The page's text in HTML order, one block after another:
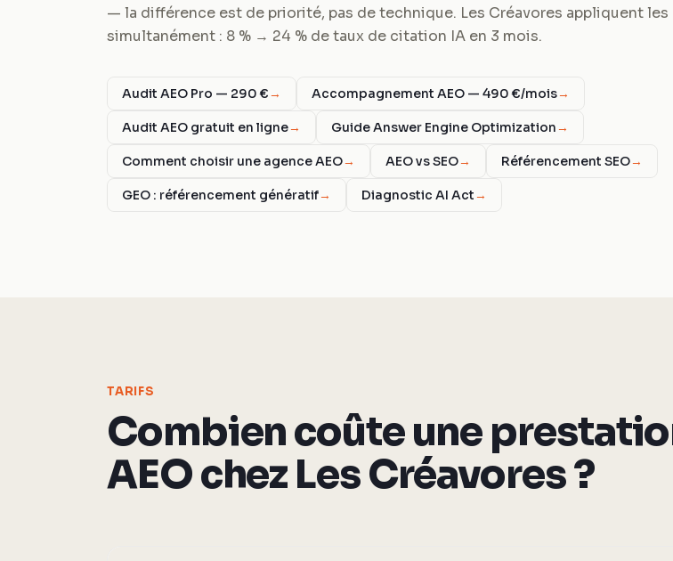
— la différence est de priorité, pas de technique. Les Créavores appliquent les
simultanément : 8 % → 24 % de taux de citation IA en 3 mois.
Audit AEO Pro — 290 €→ Accompagnement AEO — 490 €/mois→
Audit AEO gratuit en ligne→ Guide Answer Engine Optimization→
Comment choisir une agence AEO→ AEO vs SEO→ Référencement SEO→
GEO : référencement génératif→ Diagnostic AI Act→
TARIFS
Combien coûte une
AEO chez Les Créavores ?